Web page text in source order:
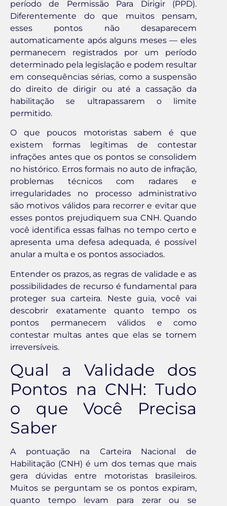
período de Permissão Para Dirigir (PPD).
Diferentemente do que muitos pensam,
esses pontos não desaparecem
automaticamente após alguns meses — eles
permanecem registrados por um período
determinado pela legislação e podem resultar
em consequências sérias, como a suspensão
do direito de dirigir ou até a cassação da
habilitação se ultrapassarem o limite
permitido.
O que poucos motoristas sabem é que
existem formas legítimas de contestar
infrações antes que os pontos se consolidem
no histórico. Erros formais no auto de infração,
problemas técnicos com radares e
irregularidades no processo administrativo
são motivos válidos para recorrer e evitar que
esses pontos prejudiquem sua CNH. Quando
você identifica essas falhas no tempo certo e
apresenta uma defesa adequada, é possível
anular a multa e os pontos associados.
Entender os prazos, as regras de validade e as
possibilidades de recurso é fundamental para
proteger sua carteira. Neste guia, você vai
descobrir exatamente quanto tempo os
pontos permanecem válidos e como
contestar multas antes que elas se tornem
irreversíveis.
Qual a Validade dos
Pontos na CNH: Tudo
o que Você Precisa
Saber
A pontuação na Carteira Nacional de
Habilitação (CNH) é um dos temas que mais
gera dúvidas entre motoristas brasileiros.
Muitos se perguntam se os pontos expiram,
quanto tempo levam para zerar ou se